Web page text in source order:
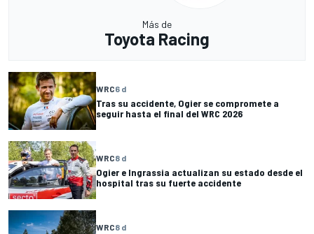
Más de
Toyota Racing
WRC6 d
Tras su accidente, Ogier se compromete a
seguir hasta el final del WRC 2026
WRC8 d
Ogier e Ingrassia actualizan su estado desde el
hospital tras su fuerte accidente
WRC8 d